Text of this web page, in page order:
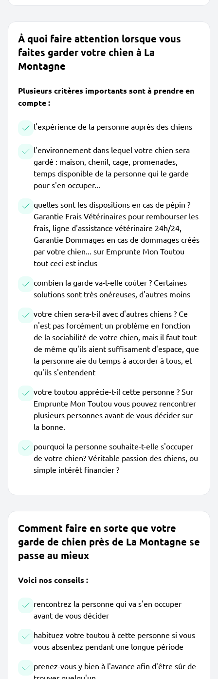
À quoi faire attention lorsque vous
faites garder votre chien à La
Montagne
Plusieurs critères importants sont à prendre en
compte :
l'expérience de la personne auprès des chiens
l'environnement dans lequel votre chien sera
gardé : maison, chenil, cage, promenades,
temps disponible de la personne qui le garde
pour s'en occuper...
quelles sont les dispositions en cas de pépin ?
Garantie Frais Vétérinaires pour rembourser les
frais, ligne d'assistance vétérinaire 24h/24,
Garantie Dommages en cas de dommages créés
par votre chien... sur Emprunte Mon Toutou
tout ceci est inclus
combien la garde va-t-elle coûter ? Certaines
solutions sont très onéreuses, d'autres moins
votre chien sera-t-il avec d'autres chiens ? Ce
n'est pas forcément un problème en fonction
de la sociabilité de votre chien, mais il faut tout
de même qu'ils aient suffisament d'espace, que
la personne aie du temps à accorder à tous, et
qu'ils s'entendent
votre toutou apprécie-t-il cette personne ? Sur
Emprunte Mon Toutou vous pouvez rencontrer
plusieurs personnes avant de vous décider sur
la bonne.
pourquoi la personne souhaite-t-elle s'occuper
de votre chien? Véritable passion des chiens, ou
simple intérêt financier ?
Comment faire en sorte que votre
garde de chien près de La Montagne se
passe au mieux
Voici nos conseils :
rencontrez la personne qui va s'en occuper
avant de vous décider
habituez votre toutou à cette personne si vous
vous absentez pendant une longue période
prenez-vous y bien à l'avance afin d'être sûr de